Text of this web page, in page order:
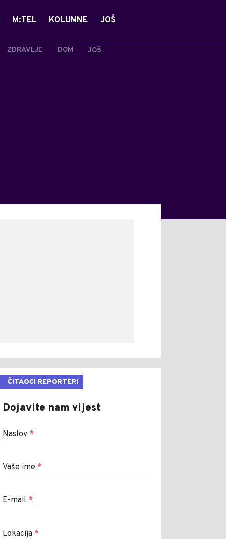
ZDRAVLJE DOM JOŠ
M:TEL KOLUMNE JOŠ
ČITAOCI REPORTERI
Dojavite nam vijest
Naslov *
Vaše ime *
E-mail *
Lokacija *